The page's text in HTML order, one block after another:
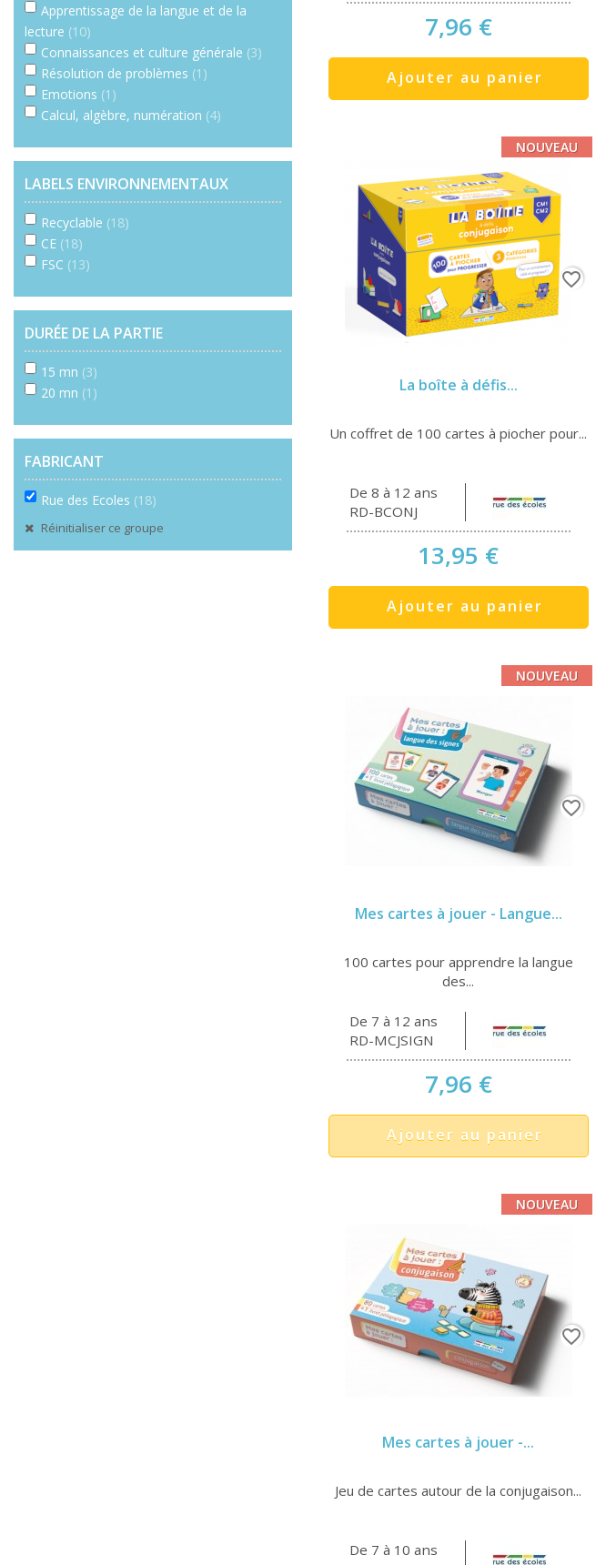
Apprentissage de la langue et de la
lecture (10)
Connaissances et culture générale (3)
Résolution de problèmes (1)
Emotions (1)
Calcul, algèbre, numération (4)
LABELS ENVIRONNEMENTAUX
Recyclable (18)
CE (18)
FSC (13)
DURÉE DE LA PARTIE
15 mn (3)
20 mn (1)
FABRICANT
Rue des Ecoles (18)
Réinitialiser ce groupe
7,96 €
Ajouter au panier
La boîte à défis...
Un coffret de 100 cartes à piocher pour...
De 8 à 12 ans
RD-BCONJ
13,95 €
Ajouter au panier
NOUVEAU
favorite_border
Mes cartes à jouer - Langue...
100 cartes pour apprendre la langue
des...
De 7 à 12 ans
RD-MCJSIGN
7,96 €
Ajouter au panier
NOUVEAU
favorite_border
Mes cartes à jouer -...
Jeu de cartes autour de la conjugaison...
De 7 à 10 ans
NOUVEAU
favorite_border